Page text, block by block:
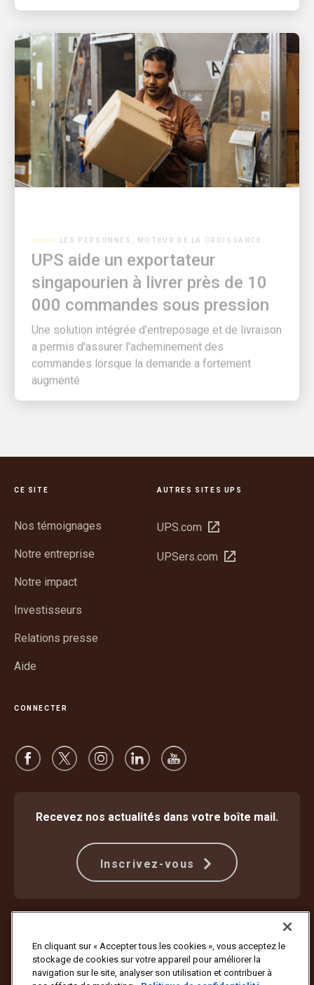
UPS aide un exportateur
singapourien à livrer près de 10
000 commandes sous pression
Une solution intégrée d'entreposage et de livraison
a permis d'assurer l'acheminement des
commandes lorsque la demande a fortement
augmenté
CE SITE
Nos témoignages
Notre entreprise
Notre impact
Investisseurs
Relations presse
Aide
AUTRES SITES UPS
UPS.com Ouvrir
une
UPSers.com Ouvrir
CONNECTER
Recevez nos actualités dans votre boîte mail.
Inscrivez-vous
Paramètres des cookies
Copyright ©1994-2026 United Parcel Service of America, Inc. Tous
En cliquant sur « Accepter tous les cookies », vous acceptez le
stockage de cookies sur votre appareil pour améliorer la
navigation sur le site, analyser son utilisation et contribuer à